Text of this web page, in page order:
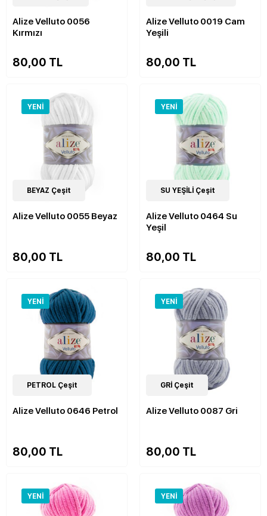
Alize Velluto 0056
Kırmızı
80,00 TL
Alize Velluto 0019 Cam
Yeşili
80,00 TL
YENI
52Çeşit
BEYAZ Çeşit
Alize Velluto 0055 Beyaz
80,00 TL
YENI
52Çeşit
SU YEŞİLİ Çeşit
Alize Velluto 0464 Su
Yeşil
80,00 TL
YENI
52Çeşit
PETROL Çeşit
Alize Velluto 0646 Petrol
80,00 TL
YENI
52Çeşit
GRİ Çeşit
Alize Velluto 0087 Gri
80,00 TL
YENI YENI